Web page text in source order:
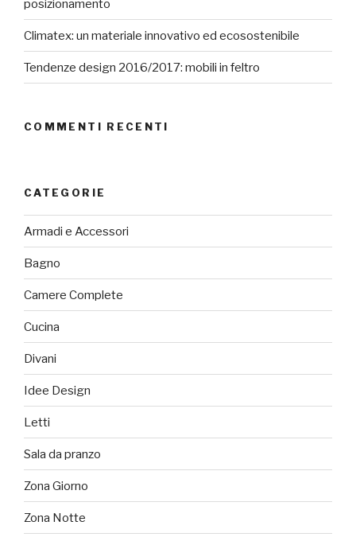
posizionamento
Climatex: un materiale innovativo ed ecosostenibile
Tendenze design 2016/2017: mobili in feltro
COMMENTI RECENTI
CATEGORIE
Armadi e Accessori
Bagno
Camere Complete
Cucina
Divani
Idee Design
Letti
Sala da pranzo
Zona Giorno
Zona Notte